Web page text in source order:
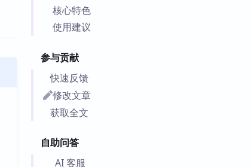
核心特色
使用建议
参与贡献
快速反馈
修改文章
获取全文
自助问答
AI 客服